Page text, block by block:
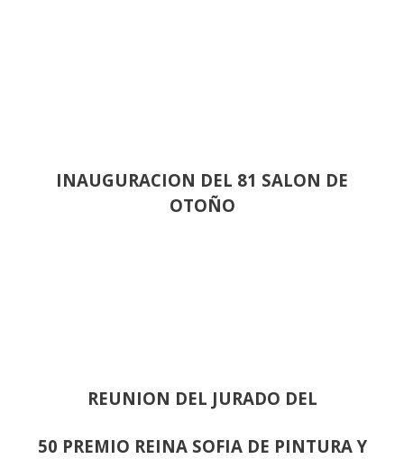
INAUGURACION DEL 81 SALON DE
OTOÑO
REUNION DEL JURADO DEL
50 PREMIO REINA SOFIA DE PINTURA Y